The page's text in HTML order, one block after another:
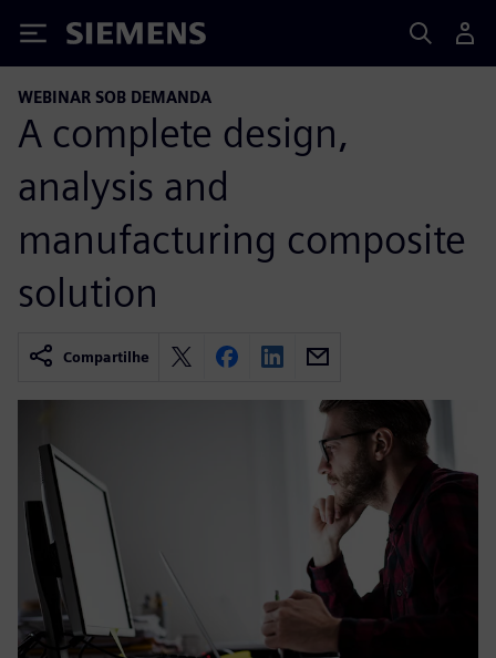
Siemens
WEBINAR SOB DEMANDA
A complete design,
analysis and
manufacturing composite
solution
Compartilhe